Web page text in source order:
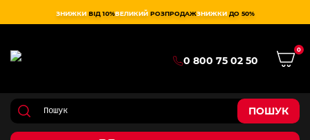
ЗНИЖКИ ВІД 10%ВЕЛИКИЙ РОЗПРОДАЖЗНИЖКИ ДО 50%
0 800 75 02 50
0
ПОШУК